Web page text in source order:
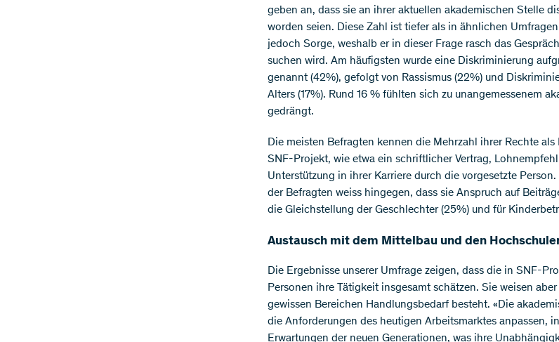
geben an, dass sie an ihrer aktuellen akademischen Stelle
worden seien. Diese Zahl ist tiefer als in ähnlichen
jedoch Sorge, weshalb er in dieser Frage rasch das
suchen wird. Am häufigsten wurde eine Diskriminierung
genannt (42%), gefolgt von Rassismus (22%) und
Alters (17%). Rund 16 % fühlten sich zu unangemessenem
gedrängt.
Die meisten Befragten kennen die Mehrzahl ihrer Rechte
SNF-Projekt, wie etwa ein schriftlicher Vertrag,
Unterstützung in ihrer Karriere durch die vorgesetzte
der Befragten weiss hingegen, dass sie Anspruch auf
die Gleichstellung der Geschlechter (25%) und für
Austausch mit dem Mittelbau und den
Die Ergebnisse unserer Umfrage zeigen, dass die in SNF-
Personen ihre Tätigkeit insgesamt schätzen. Sie weisen
gewissen Bereichen Handlungsbedarf besteht. «Die
die Anforderungen des heutigen Arbeitsmarktes anpassen,
Erwartungen der neuen Generationen, was ihre